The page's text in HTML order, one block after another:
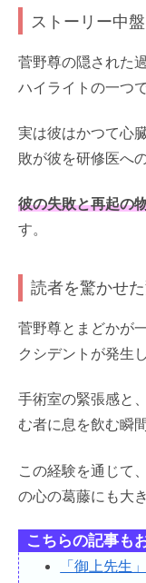
ストーリー中
菅野尊の隠された
ハイライトの一つで
実は彼はかつて心
敗が彼を研修医へ
彼の失敗と再起の
す。
読者を驚かせ
菅野尊とまどかが
クシデントが発生
手術室の緊張感と
む者に息を飲む瞬
この経験を通じて
の心の葛藤にも大
こちらの記事も
「御上先生